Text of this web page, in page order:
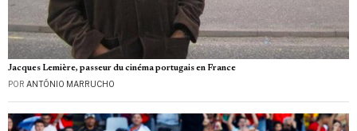
Jacques Lemière, passeur du cinéma portugais en France
POR ANTÓNIO MARRUCHO